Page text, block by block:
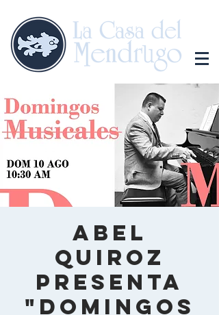
Abel
Quiroz
presenta
"Domingos